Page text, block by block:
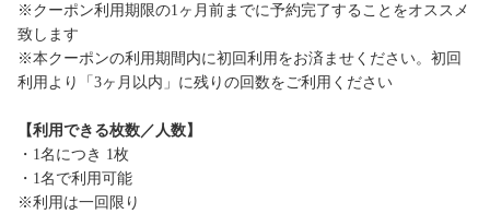
※クーポン利用期限の1ヶ月前までに予約完了することをオススメ
致します
※本クーポンの利用期間内に初回利用をお済ませください。初回
利用より「3ヶ月以内」に残りの回数をご利用ください
【利用できる枚数／人数】
・1名につき 1枚
・1名で利用可能
※利用は一回限り